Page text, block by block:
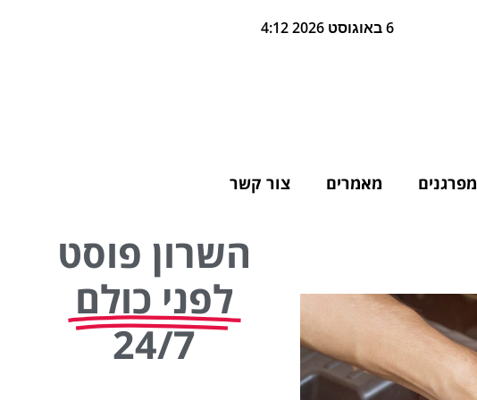
6 באוגוסט 2026 4:12
מפרגנים מאמרים צור קשר
השרון פוסט
לפני כולם
24/7